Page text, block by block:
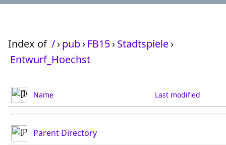
Index of /›pub› FB15›Stadtspiele›
Entwurf_Hoechst
Name Last modified
Parent Directory